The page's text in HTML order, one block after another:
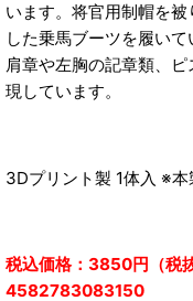
います。将官用制帽を
した乗馬ブーツを履い
肩章や左胸の記章類、
現しています。
3Dプリント製 1体入 ※本
税込価格：3850円（税
4582783083150